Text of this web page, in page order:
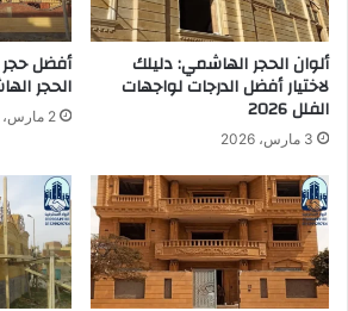
ة
ب
أ
س
ا
ر
ت
ن
ا
ف
س
ا
ش
م
ي
ألوان الحجر الهاشمي: دليلك
لاختيار أفضل الدرجات لواجهات
الفلل 2026
3 مارس، 2026
أفضل حجر
الحجر
2 مارس، 2026